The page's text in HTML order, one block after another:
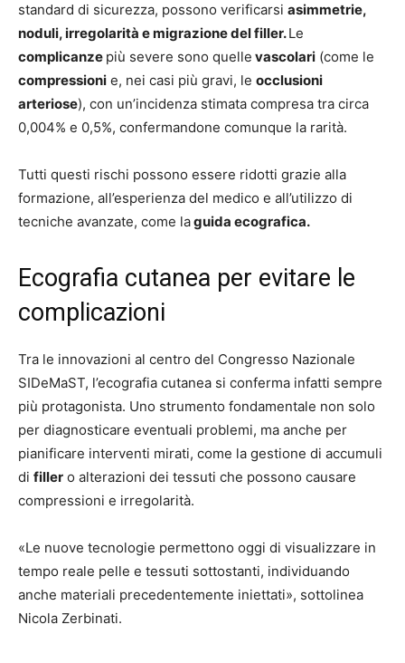
standard di sicurezza, possono verificarsi asimmetrie,
noduli, irregolarità e migrazione del filler.Le
complicanze più severe sono quelle vascolari (come le
compressioni e, nei casi più gravi, le occlusioni
arteriose), con un’incidenza stimata compresa tra circa
0,004% e 0,5%, confermandone comunque la rarità.
Tutti questi rischi possono essere ridotti grazie alla
formazione, all’esperienza del medico e all’utilizzo di
tecniche avanzate, come laguida ecografica.
Ecografia cutanea per evitare le
complicazioni
Tra le innovazioni al centro del Congresso Nazionale
SIDeMaST, l’ecografia cutanea si conferma infatti sempre
più protagonista. Uno strumento fondamentale non solo
per diagnosticare eventuali problemi, ma anche per
pianificare interventi mirati, come la gestione di accumuli
di filler o alterazioni dei tessuti che possono causare
compressioni e irregolarità.
«Le nuove tecnologie permettono oggi di visualizzare in
tempo reale pelle e tessuti sottostanti, individuando
anche materiali precedentemente iniettati», sottolinea
Nicola Zerbinati.